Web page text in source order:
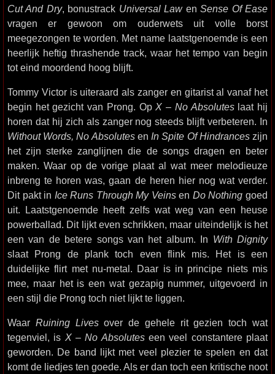
Cut And Dry, bonustrack Universal LawenSense Of Ease
vragen er gewoon om ouderwets uit volle borst
meegezongen te worden. Met name laatstgenoemde is een
heerlijk heftig thrashende track, waar het tempo van begin
tot eind moordend hoog blijft.
Tommy Victor is uiteraard als zanger en gitarist al vanaf het
begin het gezicht van Prong. OpX – No Absoluteslaat hij
horen dat hij zich als zanger nog steeds blijft verbeteren. In
Without Words, No Absolutesen In Spite Of Hindranceszijn
het zijn sterke zanglijnen die de songs dragen en beter
maken. Waar op de vorige plaat al wat meer melodieuze
inbreng te horen was, gaan de heren hier nog wat verder.
Dit pakt in Ice Runs Through My Veinsen Do Nothing goed
uit. Laatstgenoemde heeft zelfs wat weg van een heuse
powerballad. Dit lijkt even schrikken, maar uiteindelijk is het
een van de betere songs van het album. In With Dignity
slaat Prong de plank toch even flink mis. Het is een
duidelijke flirt met nu-metal. Daar is in principe niets mis
mee, maar het is een wat gezapig nummer, uitgevoerd in
een stijl die Prong toch niet lijkt te liggen.
Waar Ruining Livesover de gehele rit gezien toch wat
tegenviel, is X – No Absoluteseen veel constantere plaat
geworden. De band lijkt met veel plezier te spelen en dat
komt de liedjes ten goede. Als er dan toch een kritische noot